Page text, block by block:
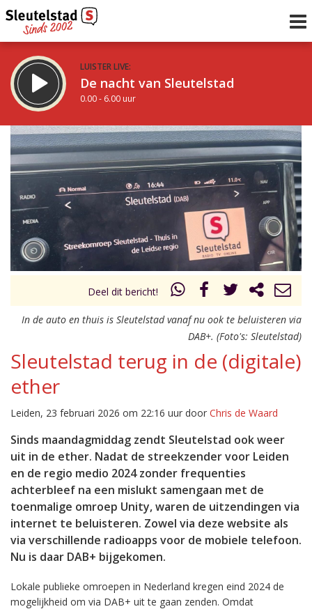
LUISTER LIVE:
De nacht van Sleutelstad
0.00 - 6.00 uur
STRAKS:
De ochtend van Sleutelstad
6.00 - 12.00 uur
Vorig uur
uur 1 van 0 Volgend uur
Deel dit bericht!
In de auto en thuis is Sleutelstad vanaf nu ook te beluisteren via
DAB+. (Foto's: Sleutelstad)
Sleutelstad terug in de (digitale)
ether
Leiden, 23 februari 2026 om 22:16 uur door Chris de Waard
Sinds maandagmiddag zendt Sleutelstad ook weer
uit in de ether. Nadat de streekzender voor Leiden
en de regio medio 2024 zonder frequenties
achterbleef na een mislukt samengaan met de
toenmalige omroep Unity, waren de uitzendingen via
internet te beluisteren. Zowel via deze website als
via verschillende radioapps voor de mobiele telefoon.
Nu is daar DAB+ bijgekomen.
Lokale publieke omroepen in Nederland kregen eind 2024 de
mogelijkheid om via DAB+ uit te gaan zenden. Omdat